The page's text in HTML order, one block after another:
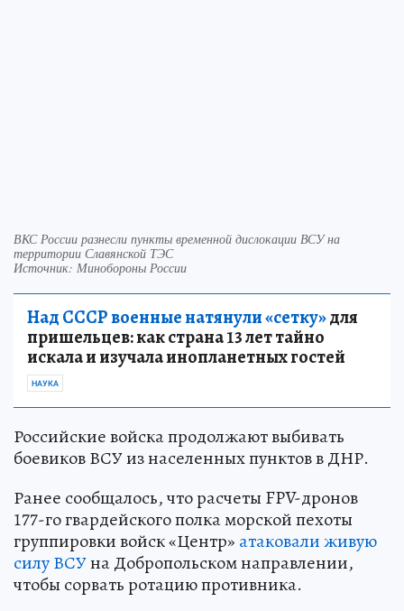
ВКС России разнесли пункты временной дислокации ВСУ на
территории Славянской ТЭС
Источник: Минобороны России
Над СССР военные натянули «сетку»для
пришельцев: как страна 13 лет тайно
искала и изучала инопланетных гостей
НАУКА
Российские войска продолжают выбивать
боевиков ВСУ из населенных пунктов в ДНР.
Ранее сообщалось, что расчеты FPV-дронов
177-го гвардейского полка морской пехоты
группировки войск «Центр» атаковали живую
силу ВСУна Добропольском направлении,
чтобы сорвать ротацию противника.